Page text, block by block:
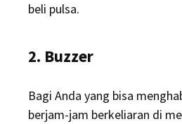
beli pulsa.
2. Buzzer
Bagi Anda yang bisa
berjam-jam berkeliaran di